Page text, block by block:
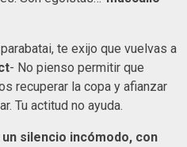
te exijo que vuelvas a
- No pienso permitir que
recuperar la copa y afianzar
Tu actitud no ayuda.
silencio incómodo, con